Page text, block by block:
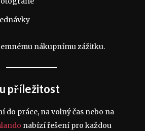
nákupnímu zážitku.
příležitost
do práce, na volný čas nebo na
nabízí řešení pro každou